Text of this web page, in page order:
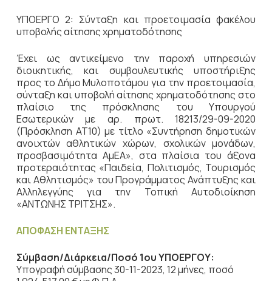
ΥΠΟΕΡΓΟ 2: Σύνταξη και προετοιμασία φακέλου
υποβολής αίτησης χρηματοδότησης
Έχει ως αντικείμενο την παροχή υπηρεσιών
διοικητικής, και συμβουλευτικής υποστήριξης
προς το Δήμο Μυλοποτάμου για την προετοιμασία,
σύνταξη και υποβολή αίτησης χρηματοδότησης στο
πλαίσιο της πρόσκλησης του Υπουργού
Εσωτερικών με αρ. πρωτ. 18213/29-09-2020
(Πρόσκληση ΑΤ10) με τίτλο «Συντήρηση δημοτικών
ανοιχτών αθλητικών χώρων, σχολικών μονάδων,
προσβασιμότητα ΑμΕΑ», στα πλαίσια του άξονα
προτεραιότητας «Παιδεία, Πολιτισμός, Τουρισμός
και Αθλητισμός» του Προγράμματος Ανάπτυξης και
Αλληλεγγύης για την Τοπική Αυτοδιοίκηση
«ΑΝΤΩΝΗΣ ΤΡΙΤΣΗΣ».
ΑΠΟΦΑΣΗ ΕΝΤΑΞΗΣ
Σύμβαση/Διάρκεια/Ποσό 1ου ΥΠΟΕΡΓΟΥ:
Υπογραφή σύμβασης 30-11-2023, 12 μήνες, ποσό